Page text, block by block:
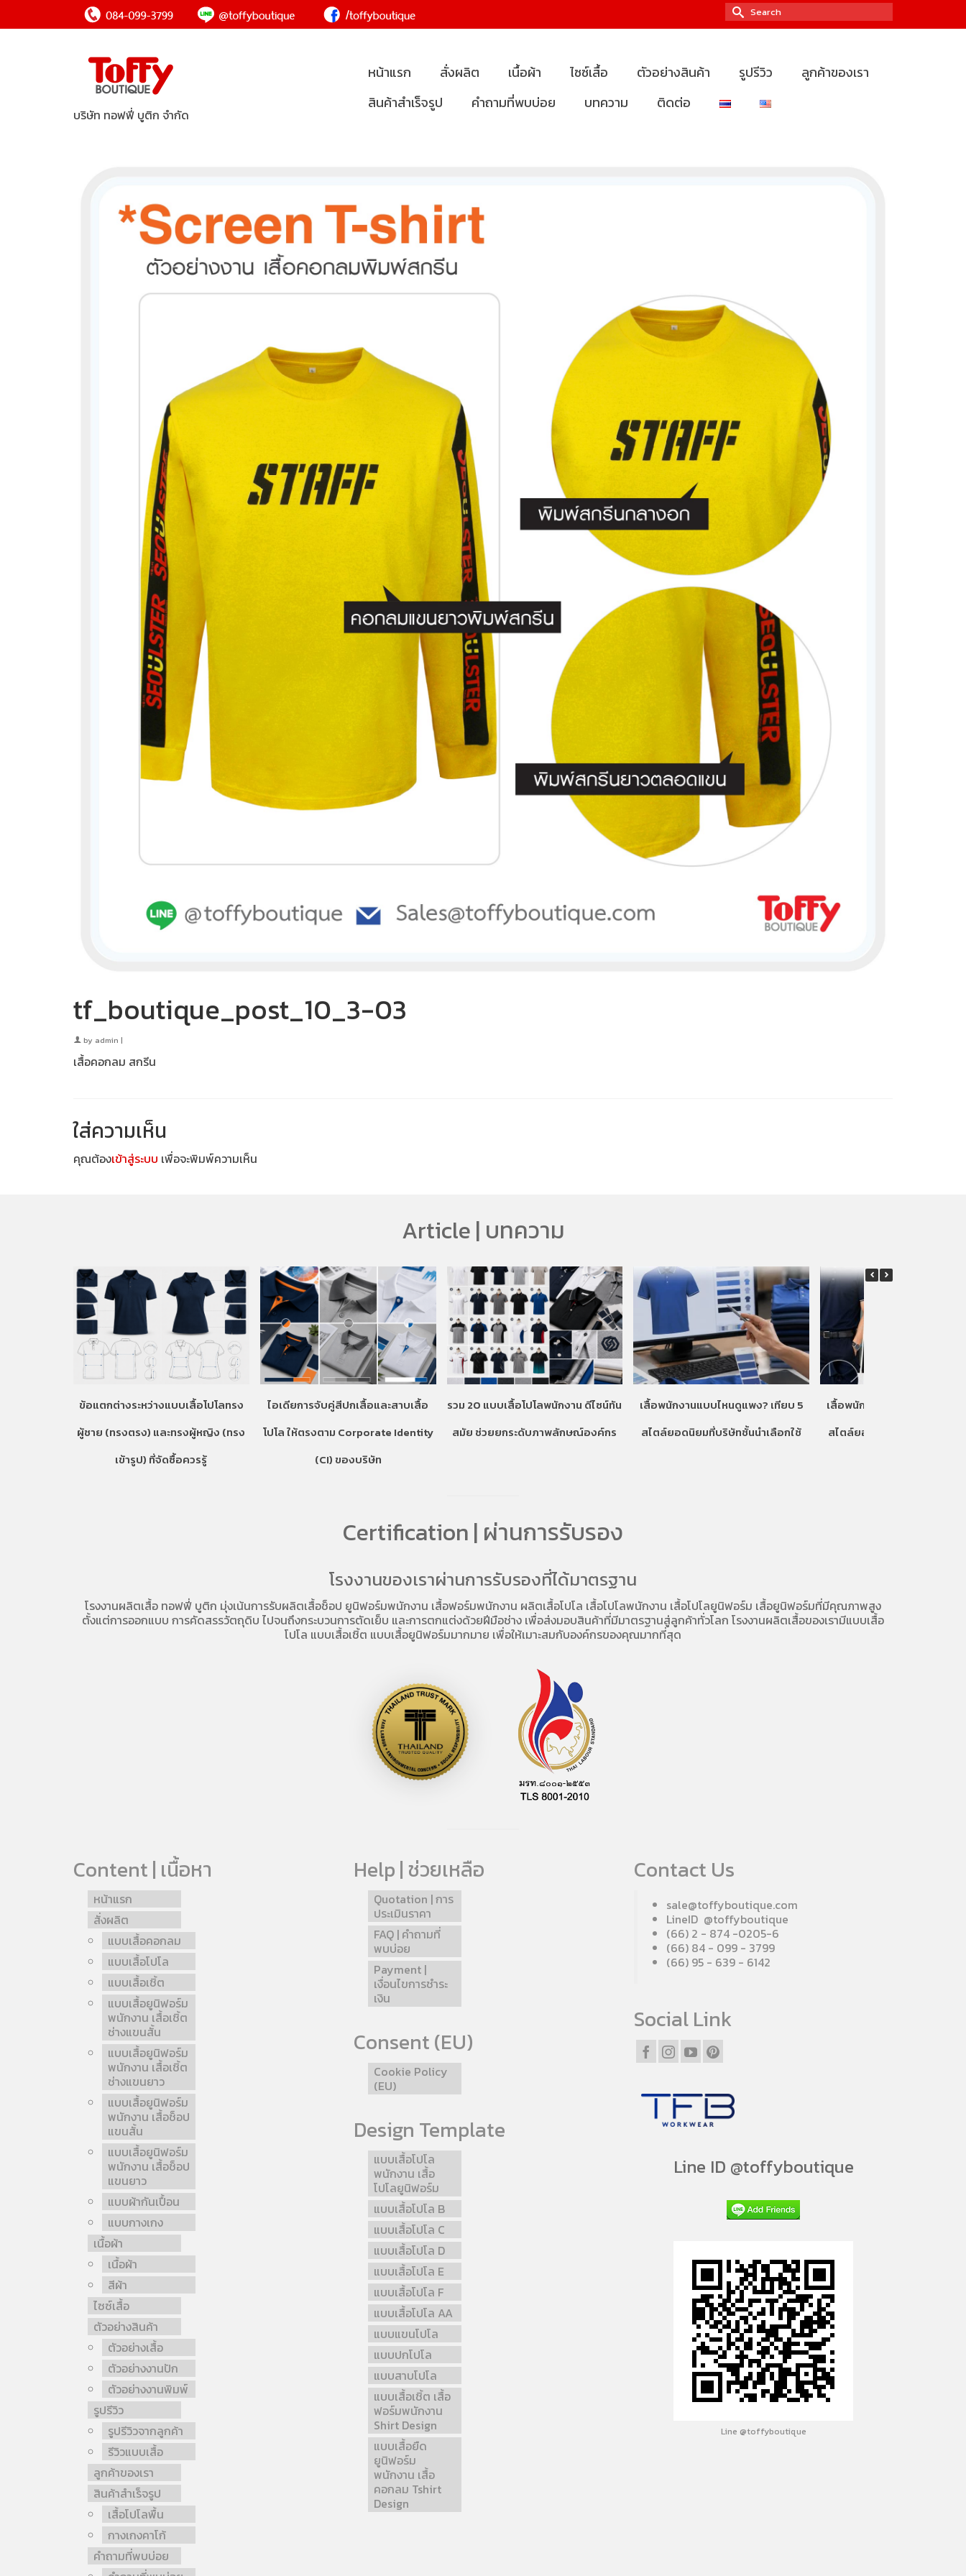
Search
for:
บริษัท ทอฟฟี่ บูติก จำกัด
หน้าแรก สั่งผลิต เนื้อผ้า ไซซ์เสื้อ ตัวอย่างสินค้า รูปรีวิว
ลูกค้าของเรา
สินค้าสำเร็จรูป
คำถามที่พบบ่อย บทความ ติดต่อ
tf_boutique_post_10_3-03
by admin |
เสื้อคอกลม สกรีน
ใส่ความเห็น
คุณต้องเข้าสู่ระบบ เพื่อจะพิมพ์ความเห็น
Article | บทความ
ข้อแตกต่างระหว่างแบบเสื้อโปโลทรง
ผู้ชาย (ทรงตรง) และทรงผู้หญิง (ทรง
เข้ารูป) ที่จัดซื้อควรรู้
ไอเดียการจับคู่สีปกเสื้อและสาบเสื้อ
โปโล ให้ตรงตาม Corporate Identity
(CI) ของบริษัท
รวม 20 แบบเสื้อโปโลพนักงาน ดีไซน์ทัน
สมัย ช่วยยกระดับภาพลักษณ์องค์กร
เสื้อพนักงานแบบไหนดูแพง? เทียบ 5
สไตล์ยอดนิยมที่บริษัทชั้นนำเลือกใช้
เสื้อพนักงานแบบไหนดูแพง? เ
สไตล์ยอดนิยมที่บริษัทชั้นนำเ
Certification | ผ่านการรับรอง
โรงงานของเราผ่านการรับรองที่ได้มาตรฐาน
โรงงานผลิตเสื้อ ทอฟฟี่ บูติก มุ่งเน้นการรับผลิตเสื้อช็อป ยูนิฟอร์มพนักงาน เสื้อฟอร์มพนักงาน ผลิตเสื้อโปโล เสื้อโปโลพนักงาน เสื้อโปโลยูนิฟอร์ม เสื้อยูนิฟอร์มที่มีคุณภาพสูง
ตั้งแต่การออกแบบ การคัดสรรวัตถุดิบ ไปจนถึงกระบวนการตัดเย็บ และการตกแต่งด้วยฝีมือช่าง เพื่อส่งมอบสินค้าที่มีมาตรฐานสู่ลูกค้าทั่วโลก โรงงานผลิตเสื้อของเรามีแบบเสื้อ
โปโล แบบเสื้อเชิ้ต แบบเสื้อยูนิฟอร์มมากมาย เพื่อให้เมาะสมกับองค์กรของคุณมากที่สุด
Content | เนื้อหา
หน้าแรก
สั่งผลิต
แบบเสื้อคอกลม
แบบเสื้อโปโล
แบบเสื้อเชิ้ต
แบบเสื้อยูนิฟอร์ม
พนักงาน เสื้อเชิ้ต
ช่างแขนสั้น
แบบเสื้อยูนิฟอร์ม
พนักงาน เสื้อเชิ้ต
ช่างแขนยาว
แบบเสื้อยูนิฟอร์ม
พนักงาน เสื้อช็อป
แขนสั้น
แบบเสื้อยูนิฟอร์ม
พนักงาน เสื้อช็อป
แขนยาว
แบบผ้ากันเปื้อน
แบบกางเกง
เนื้อผ้า
เนื้อผ้า
สีผ้า
ไซซ์เสื้อ
ตัวอย่างสินค้า
ตัวอย่างเสื้อ
ตัวอย่างงานปัก
ตัวอย่างงานพิมพ์
รูปรีวิว
รูปรีวิวจากลูกค้า
รีวิวแบบเสื้อ
ลูกค้าของเรา
สินค้าสำเร็จรูป
เสื้อโปโลพื้น
กางเกงคาโก้
คำถามที่พบบ่อย
Help | ช่วยเหลือ
Quotation | การ
ประเมินราคา
FAQ | คำถามที่
พบบ่อย
Payment |
เงื่อนไขการชำระ
เงิน
Consent (EU)
Cookie Policy
(EU)
Design Template
แบบเสื้อโปโล
พนักงาน เสื้อ
โปโลยูนิฟอร์ม
แบบเสื้อโปโล B
แบบเสื้อโปโล C
แบบเสื้อโปโล D
แบบเสื้อโปโล E
แบบเสื้อโปโล F
แบบเสื้อโปโล AA
แบบแขนโปโล
แบบปกโปโล
แบบสาบโปโล
แบบเสื้อเชิ้ต เสื้อ
ฟอร์มพนักงาน
Shirt Design
แบบเสื้อยืด
ยูนิฟอร์ม
พนักงาน เสื้อ
คอกลม Tshirt
Design
Contact Us
sale@toffyboutique.com
LineID @toffyboutique
(66) 2 - 874 -0205-6
(66) 84 - 099 - 3799
(66) 95 - 639 - 6142
Social Link
Line ID @toffyboutique
Line @toffyboutique